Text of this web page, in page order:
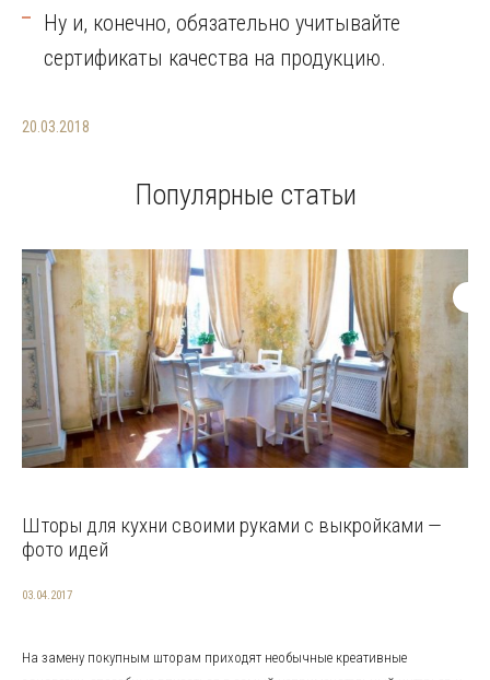
Ну и, конечно, обязательно учитывайте
сертификаты качества на продукцию.
20.03.2018
Популярные статьи
Шторы для кухни своими руками с выкройками —
фото идей
03.04.2017
На замену покупным шторам приходят необычные креативные